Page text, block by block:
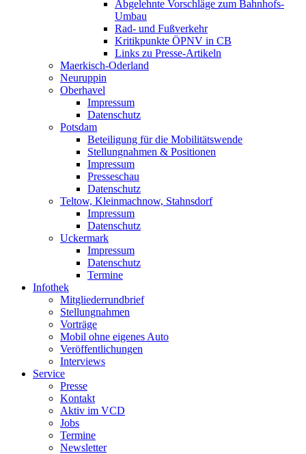
Abgelehnte Vorschläge zum Bahnhofs-
Umbau
Rad- und Fußverkehr
Kritikpunkte ÖPNV in CB
Links zu Presse-Artikeln
Maerkisch-Oderland
Neuruppin
Oberhavel
Impressum
Datenschutz
Potsdam
Beteiligung für die Mobilitätswende
Stellungnahmen & Positionen
Impressum
Presseschau
Datenschutz
Teltow, Kleinmachnow, Stahnsdorf
Impressum
Datenschutz
Uckermark
Impressum
Datenschutz
Termine
Infothek
Mitgliederrundbrief
Stellungnahmen
Vorträge
Mobil ohne eigenes Auto
Veröffentlichungen
Interviews
Service
Presse
Kontakt
Aktiv im VCD
Jobs
Termine
Newsletter